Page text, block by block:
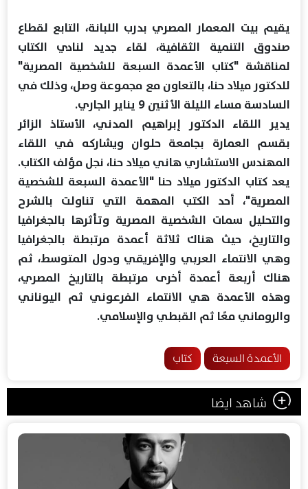
يقيم بيت المعمار المصري بدرب اللبانة، التابع لقطاع
صندوق التنمية الثقافية، لقاء جديد لنادي الكتاب
لمناقشة "كتاب الأعمدة السبعة للشخصية المصرية"
للدكتور ميلاد حنا، بالتعاون مع مجموعة وصل، وذلك في
السادسة مساء الليلة الأثنين 9 يناير الجاري.
يدير اللقاء الدكتور إبراهيم المدني، الأستاذ الزائر
بقسم العمارة بجامعة حلوان ويشاركه في اللقاء
المهندس الاستشاري هاني ميلاد حنا، نجل مؤلف الكتاب.
يعد كتاب الدكتور ميلاد حنا "الأعمدة السبعة للشخصية
المصرية"، أحد الكتب المهمة التي تناولت بالشرح
والتحليل سمات الشخصية المصرية وتأثرها بالجغرافيا
والتاريخ، حيث هناك ثلاثة أعمدة مرتبطة بالجغرافيا
وهي الانتماء العربي والإفريقي ودول المتوسط، ثم
هناك أربعة أعمدة أخرى مرتبطة بالتاريخ المصري،
وهذه الأعمدة هي الانتماء الفرعوني ثم اليوناني
والروماني معًا ثم القبطي والإسلامي.
الأعمدة السبعة كتاب
شاهد ايضا